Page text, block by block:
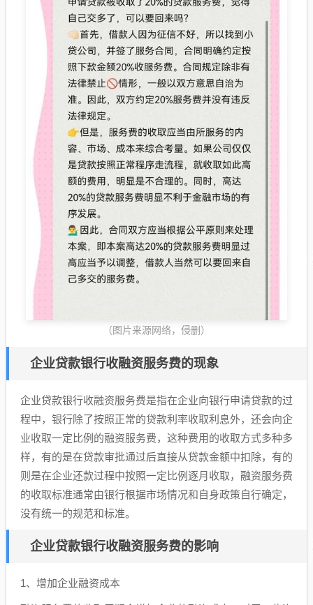
（图片来源网络，侵删）
企业贷款银行收融资服务费的现象
企业贷款银行收融资服务费是指在企业向银行申请贷款的过
程中，银行除了按照正常的贷款利率收取利息外，还会向企
业收取一定比例的融资服务费，这种费用的收取方式多种多
样，有的是在贷款审批通过后直接从贷款金额中扣除，有的
则是在企业还款过程中按照一定比例逐月收取，融资服务费
的收取标准通常由银行根据市场情况和自身政策自行确定，
没有统一的规范和标准。
企业贷款银行收融资服务费的影响
1、增加企业融资成本